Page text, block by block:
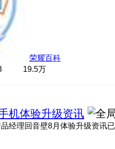
荣耀百科
19.5万
机体验升级资讯